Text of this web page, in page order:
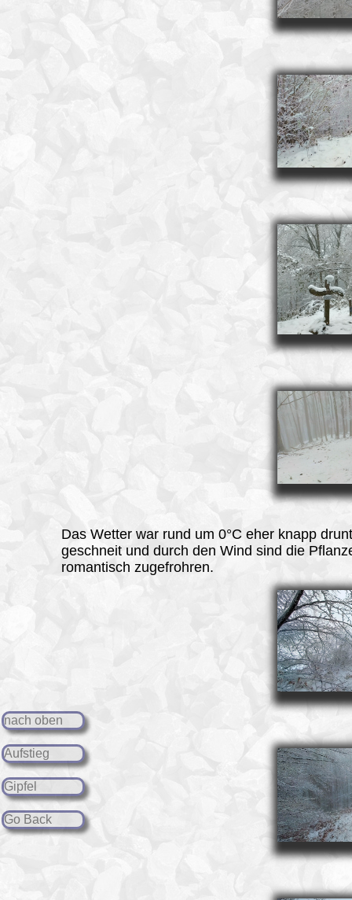
nach oben
Aufstieg
Gipfel
Go Back
Das Wetter war rund um 0°C eher knapp
geschneit und durch den Wind sind die
romantisch zugefrohren.